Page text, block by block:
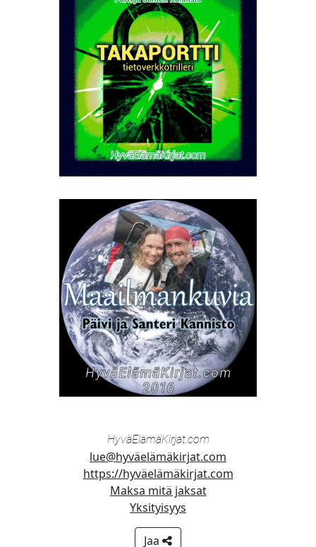
Hyvä­Elämä­Kirjat.com
lue@hyväelämäkirjat.com
https://hyväelämäkirjat.com
Maksa mitä jaksat
Yksityisyys
Jaa